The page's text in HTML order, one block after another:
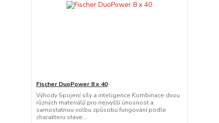
Fischer DuoPower 8 x 40
Výhody Spojení síly a inteligence Kombinace dvou
různých materiálů pro nejvyšší únosnost a
samostatnou volbu způsobu fungování podle
charakteru stave...